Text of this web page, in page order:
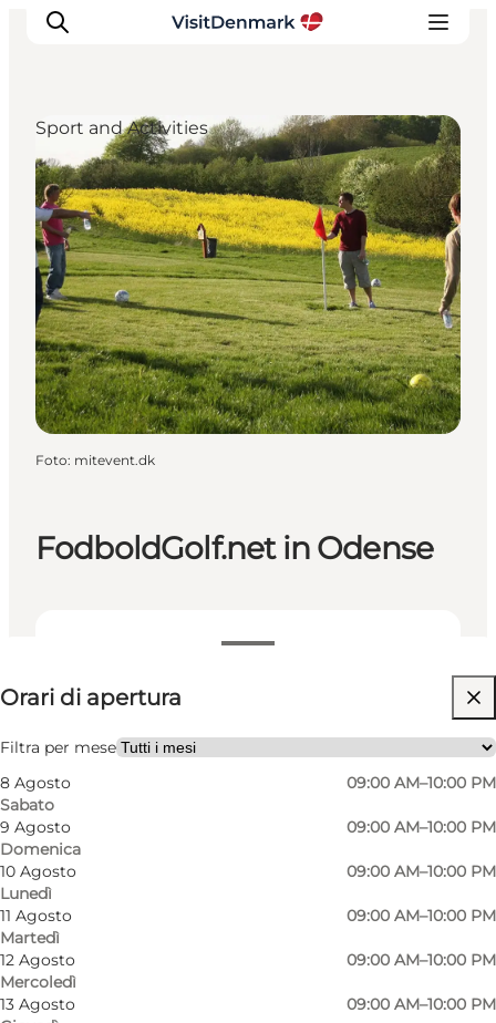
Ispirazioni
Dove andare
Cosa fare
Dove dormire
Pianifica il viaggio
FodboldGolf.net in Odense
Visualizza orari di apertura
Orari di apertura
Filtra per mese
8 Agosto
Sabato
09:00 AM–10:00 PM
9 Agosto
Domenica
09:00 AM–10:00 PM
10 Agosto
Lunedì
09:00 AM–10:00 PM
11 Agosto
Martedì
09:00 AM–10:00 PM
12 Agosto
Mercoledì
09:00 AM–10:00 PM
13 Agosto
09:00 AM–10:00 PM
Visita il sito web
Friends
Sport and Activities
Foto: mitevent.dk
The game offers fun and activity and everyone
can participate, regardless of age and previous
football or golf experience. It's a Pay and Play